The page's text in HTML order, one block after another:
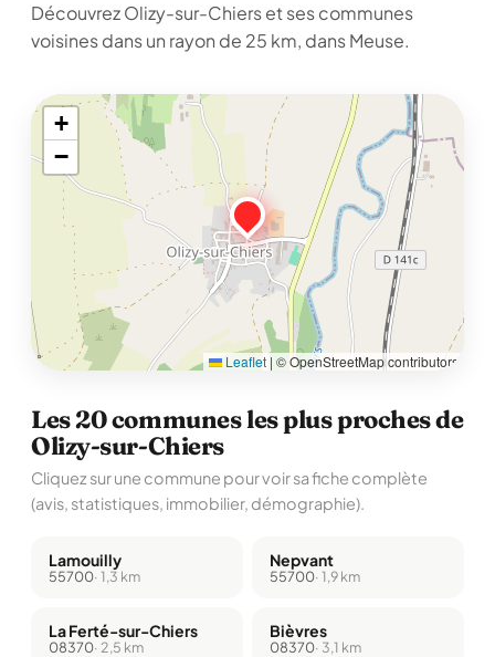
Découvrez Olizy-sur-Chiers et ses communes
voisines dans un rayon de 25 km, dans Meuse.
+
−
Leaflet | © OpenStreetMap contributors
Les 20 communes les plus proches de
Olizy-sur-Chiers
Cliquez sur une commune pour voir sa fiche complète
(avis, statistiques, immobilier, démographie).
Lamouilly
55700· 1,3 km
Nepvant
55700· 1,9 km
La Ferté-sur-Chiers
08370· 2,5 km
Bièvres
08370· 3,1 km